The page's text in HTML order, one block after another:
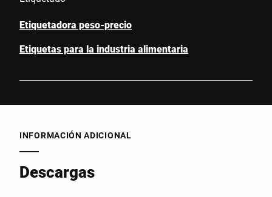
Etiquetadora peso-precio
Etiquetas para la industria alimentaria
INFORMACIÓN ADICIONAL
Descargas